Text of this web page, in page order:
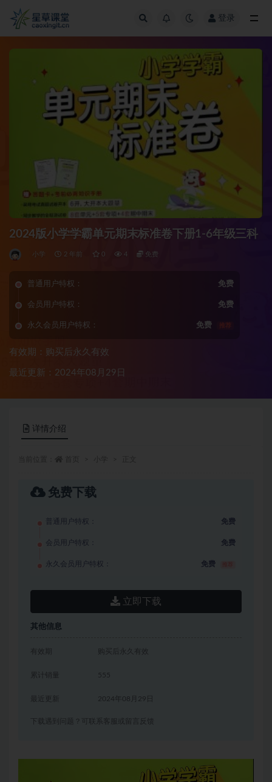
登录
2024版小学学霸单元期末标准卷下册1-6年级三科
小学 2 年前 0 4 免费
普通用户特权： 免费
会员用户特权： 免费
永久会员用户特权： 免费 推荐
有效期：购买后永久有效
最近更新：2024年08月29日
详情介绍
免费下载
普通用户特权： 免费
会员用户特权： 免费
永久会员用户特权： 免费
立即下载
其他信息
有效期 购买后永久有效
累计销量 555
2024年08月29日
下载遇到问题？可联系客服或留言反馈